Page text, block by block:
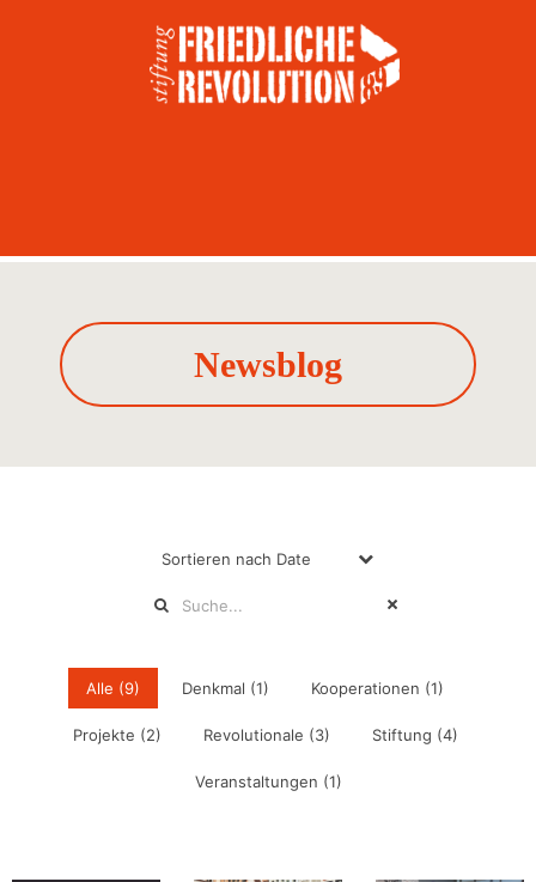
Newsblog
Sortieren nach Date
Alle (9) Denkmal (1) Kooperationen (1)
Projekte (2) Revolutionale (3) Stiftung (4)
Veranstaltungen (1)